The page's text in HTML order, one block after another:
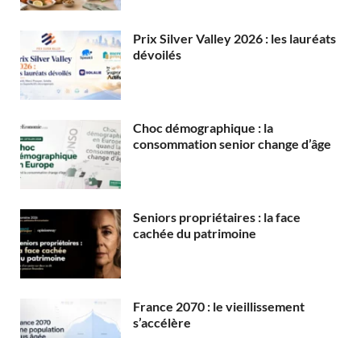
Prix Silver Valley 2026 : les lauréats
dévoilés
Choc démographique : la
consommation senior change d’âge
Seniors propriétaires : la face
cachée du patrimoine
France 2070 : le vieillissement
s’accélère